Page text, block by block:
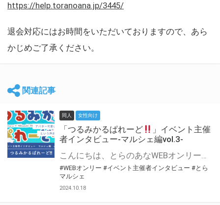
https://help.toranoana.jp/3445/
退会対応にはお時間をいただいておりますので、あら
かじめご了承ください。
関連記事
同人 女性向け
「つるみかるぱれーど
」イベント主催
者インタビュー-マルシェ編vol.3-
こんにちは、とらのあなWEBオンリー運営スタッフです。 新たにお届けする、イベント主催者インタビュー-マルシェ編-は、 とらのあなWEBオンリー「マルシェ」をご利用した主催様に 「マルシェ」を使って開催した感想や心がけをお聞きする企画です。 今回は、WEBオンリー初開催「つるみかるぱれーど
#WEBオンリー #イベント主催者インタビュー #とら
マルシェ
2024.10.18